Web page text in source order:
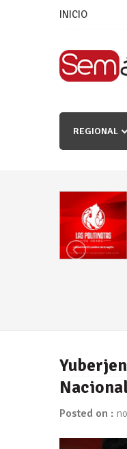
INICIO
REGIONAL
Posted on :